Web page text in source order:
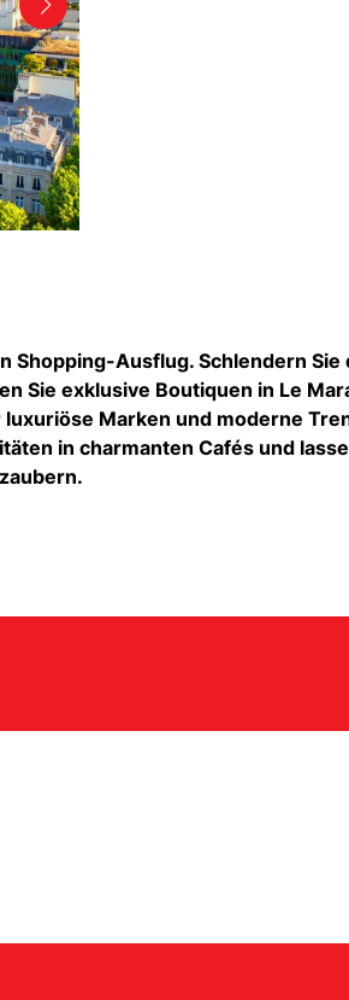
Shopping-Ausflug. Schlendern Sie
Sie exklusive Boutiquen in Le
Marken und moderne
in charmanten Cafés und